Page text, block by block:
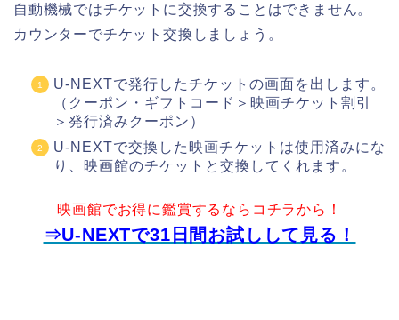
自動機械ではチケットに交換することはできません。
カウンターでチケット交換しましょう。
U-NEXTで発行したチケットの画面を出します。
（クーポン・ギフトコード＞映画チケット割引
＞発行済みクーポン）
U-NEXTで交換した映画チケットは使用済みにな
り、映画館のチケットと交換してくれます。
映画館でお得に鑑賞するならコチラから！
⇒U-NEXTで31日間お試しして見る！